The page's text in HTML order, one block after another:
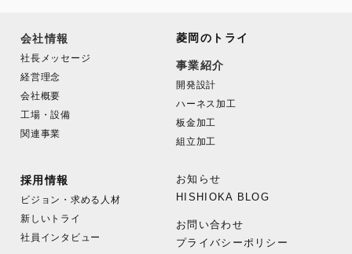
会社情報
社長メッセージ
経営理念
会社概要
工場・設備
関連事業
菱岡のトライ
事業紹介
開発設計
ハーネス加工
板金加工
組立加工
採用情報
ビジョン・求める人材
新しいトライ
社員インタビュー
お知らせ
HISHIOKA BLOG
お問い合わせ
プライバシーポリシー